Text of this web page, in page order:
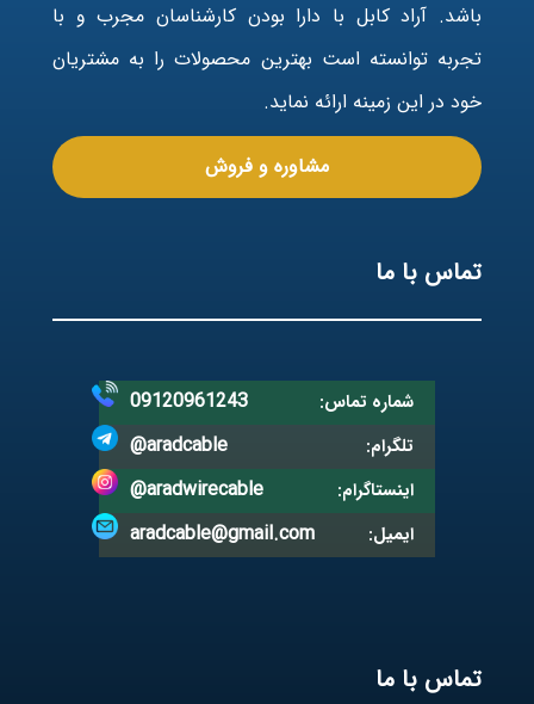
باشد. آراد کابل با دارا بودن کارشناسان مجرب و با
تجربه توانسته است بهترین محصولات را به مشتریان
خود در این زمینه ارائه نماید.
مشاوره و فروش
تماس با ما
شماره تماس: 09120961243
تلگرام: @aradcable
اینستاگرام: @aradwirecable
ایمیل: aradcable@gmail.com
تماس با ما